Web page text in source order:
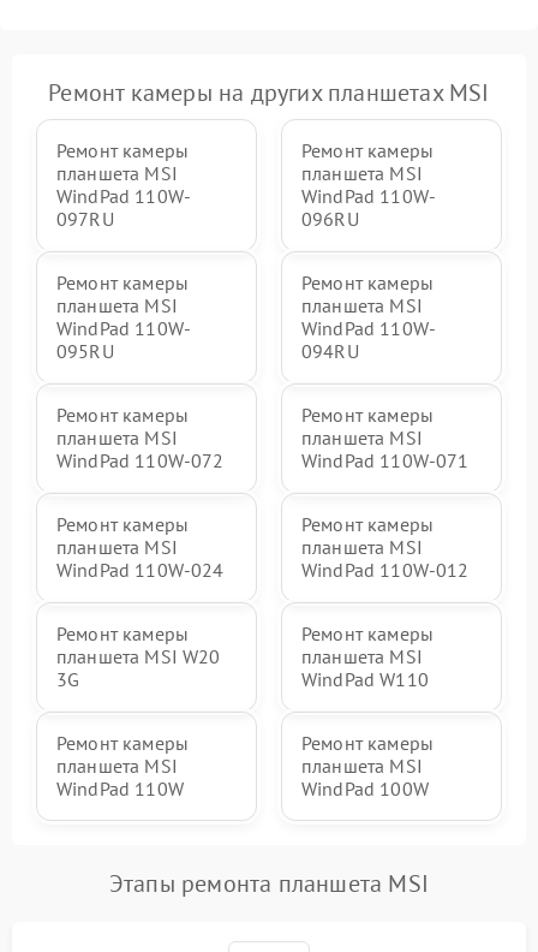
Ремонт камеры на других планшетах MSI
Ремонт камеры
планшета MSI
WindPad 110W-
097RU
Ремонт камеры
планшета MSI
WindPad 110W-
096RU
Ремонт камеры
планшета MSI
WindPad 110W-
095RU
Ремонт камеры
планшета MSI
WindPad 110W-
094RU
Ремонт камеры
планшета MSI
WindPad 110W-072
Ремонт камеры
планшета MSI
WindPad 110W-071
Ремонт камеры
планшета MSI
WindPad 110W-024
Ремонт камеры
планшета MSI
WindPad 110W-012
Ремонт камеры
планшета MSI W20
3G
Ремонт камеры
планшета MSI
WindPad W110
Ремонт камеры
планшета MSI
WindPad 110W
Ремонт камеры
планшета MSI
WindPad 100W
Этапы ремонта планшета MSI